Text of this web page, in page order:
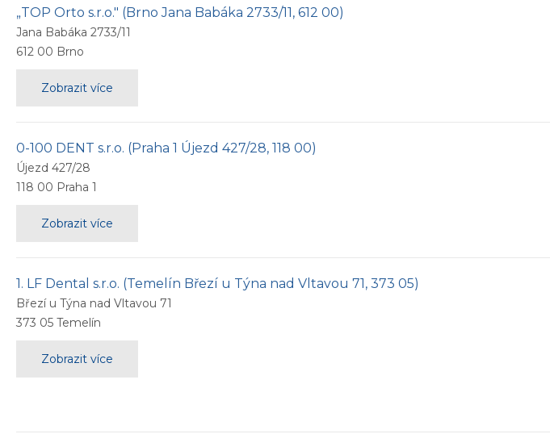
„TOP Orto s.r.o." (Brno Jana Babáka 2733/11, 612 00)
Jana Babáka 2733/11
612 00 Brno
Zobrazit více
0-100 DENT s.r.o. (Praha 1 Újezd 427/28, 118 00)
Újezd 427/28
118 00 Praha 1
Zobrazit více
1. LF Dental s.r.o. (Temelín Březí u Týna nad Vltavou 71, 373 05)
Březí u Týna nad Vltavou 71
373 05 Temelín
Zobrazit více